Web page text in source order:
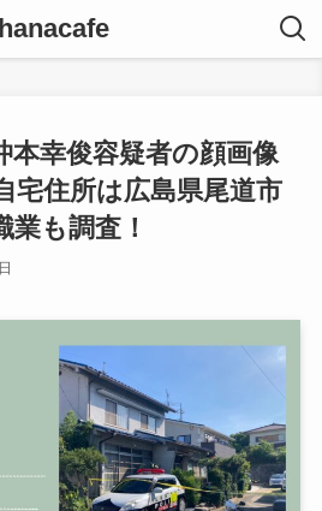
hanacafe
本幸俊容疑者の顔画像
宅住所は広島県尾道市
業も調査！